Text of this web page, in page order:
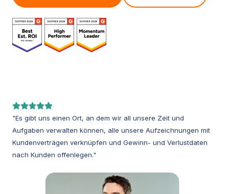
"Es gibt uns einen Ort, an dem wir all unsere Zeit und
Aufgaben verwalten können, alle unsere Aufzeichnungen mit
Kundenverträgen verknüpfen und Gewinn- und Verlustdaten
nach Kunden offenlegen."